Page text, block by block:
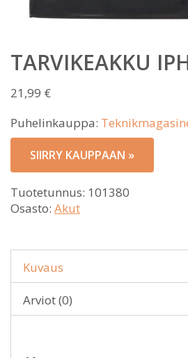
TARVIKEAKKU
21,99 €
Puhelinkauppa:
SIIRRY KAUPPAAN »
Tuotetunnus: 101380
Osasto: Akut
Kuvaus
Arviot (0)